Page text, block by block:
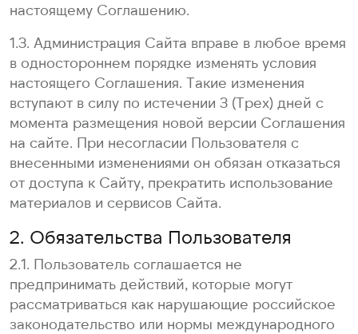
настоящему Соглашению.
1.3. Администрация Сайта вправе в любое время
в одностороннем порядке изменять условия
настоящего Соглашения. Такие изменения
вступают в силу по истечении 3 (Трех) дней с
момента размещения новой версии Соглашения
на сайте. При несогласии Пользователя с
внесенными изменениями он обязан отказаться
от доступа к Сайту, прекратить использование
материалов и сервисов Сайта.
2. Обязательства Пользователя
2.1. Пользователь соглашается не
предпринимать действий, которые могут
рассматриваться как нарушающие российское
законодательство или нормы международного